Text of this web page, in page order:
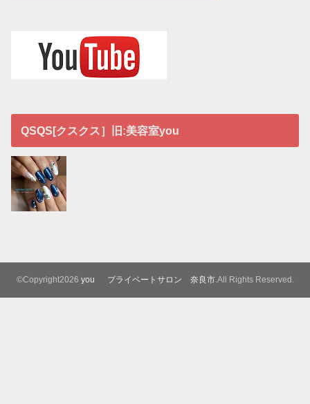
QSQS[クスクス］旧:美容室you
©Copyright2026 you プライベートサロン 奈良市.All Rights Reserved.